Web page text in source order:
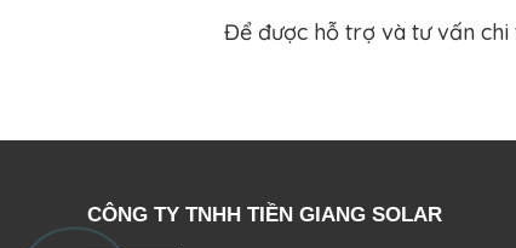
Để được hỗ trợ và tư vấn
CÔNG TY TNHH TIỀN GIANG SOLAR